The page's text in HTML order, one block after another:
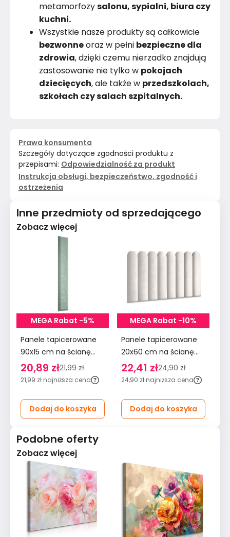
metamorfozysalonu, sypialni, biura czy
kuchni.
Wszystkie nasze produkty są całkowicie
bezwonneoraz w pełni bezpieczne dla
zdrowia, dzięki czemu nierzadko znajdują
zastosowanie nie tylko w pokojach
dziecięcych, ale także w przedszkolach,
szkołach czy salach szpitalnych.
Prawa konsumenta
Szczegóły dotyczące zgodności produktu z
przepisami: Odpowiedzialność za produkt
Instrukcja obsługi, bezpieczeństwo, zgodność i
ostrzeżenia
Inne przedmioty od sprzedającego
Zobacz więcej
MEGA Rabat -5%
Panele tapicerowane
90x15 cm na ścianę
wezgłowie miętowy
20,89 zł21,99 zł
21,99 zł najniższa cena
Dodaj do koszyka
MEGA Rabat -10%
Panele tapicerowane
20x60 cm na ścianę
płotek wezgłowie
kremowy
22,41 zł24,90 zł
24,90 zł najniższa cena
Dodaj do koszyka
Podobne oferty
Zobacz więcej